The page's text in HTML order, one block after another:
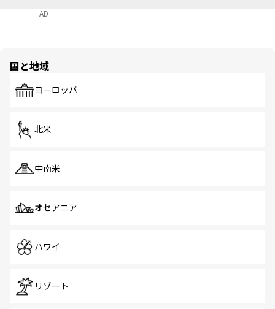
AD
国と地域
ヨーロッパ
北米
中南米
オセアニア
ハワイ
リゾート